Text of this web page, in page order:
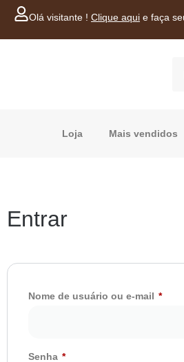
Olá visitante ! Clique aqui e faça
Loja Mais vendidos
Entrar
Nome de usuário ou e-mail *
Senha *